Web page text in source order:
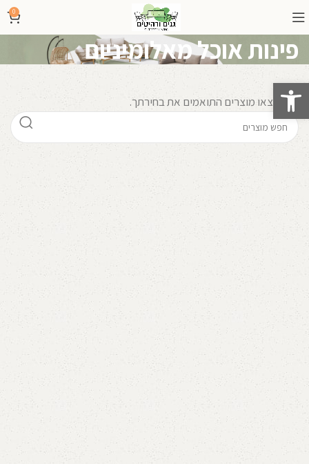
פתח סרגל נגישות
0
פינות אוכל מאלומיניום
לא נמצאו מוצרים התואמים את בחירתך.